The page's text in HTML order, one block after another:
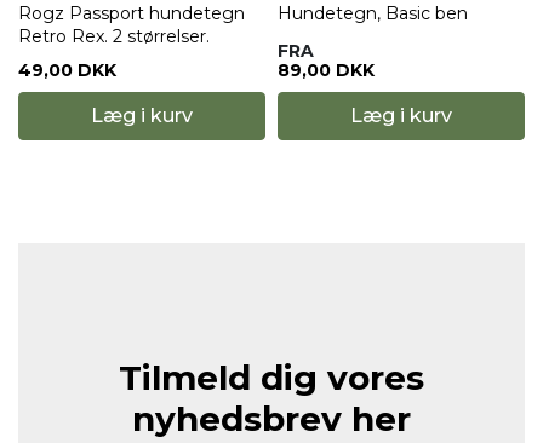
Rogz Passport hundetegn
Retro Rex. 2 størrelser.
49,00 DKK
Læg i kurv
Hundetegn, Basic ben
FRA
89,00 DKK
Læg i kurv
Tilmeld dig vores
nyhedsbrev her